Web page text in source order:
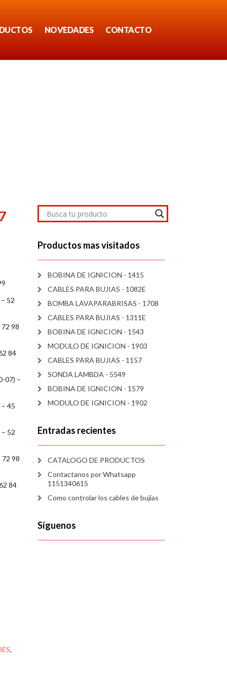
NOVEDADES CONTACTO
52
98
84
07) –
45
52
72 98
84
,
Productos mas visitados
BOBINA DE IGNICION - 1415
CABLES PARA BUJIAS - 1082E
BOMBA LAVAPARABRISAS - 1708
CABLES PARA BUJIAS - 1311E
BOBINA DE IGNICION - 1543
MODULO DE IGNICION - 1903
CABLES PARA BUJIAS - 1157
SONDA LAMBDA - 5549
BOBINA DE IGNICION - 1579
MODULO DE IGNICION - 1902
Entradas recientes
CATALOGO DE PRODUCTOS
Contactanos por Whatsapp
1151340615
Como controlar los cables de bujías
Síguenos